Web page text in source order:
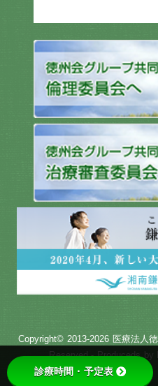
Copyright© 2013-2026 医療法人
Reserved - Produceds by
診療時間・予定表